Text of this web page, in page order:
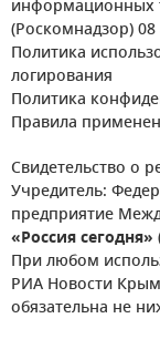
информационных
(Роскомнадзор)
Политика
логирования
Политика
Правила
Свидетельство о
Учредитель:
предприятие
«Россия сегодня»
При любом
РИА Новости
обязательна не